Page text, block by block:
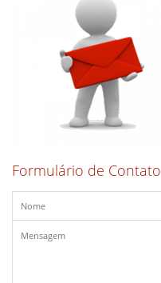
Formulário de Contato